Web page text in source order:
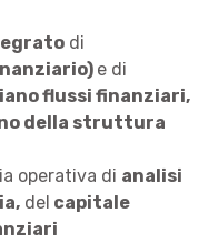
di
e di
flussi finanziari,
della struttura
operativa di analisi
del capitale